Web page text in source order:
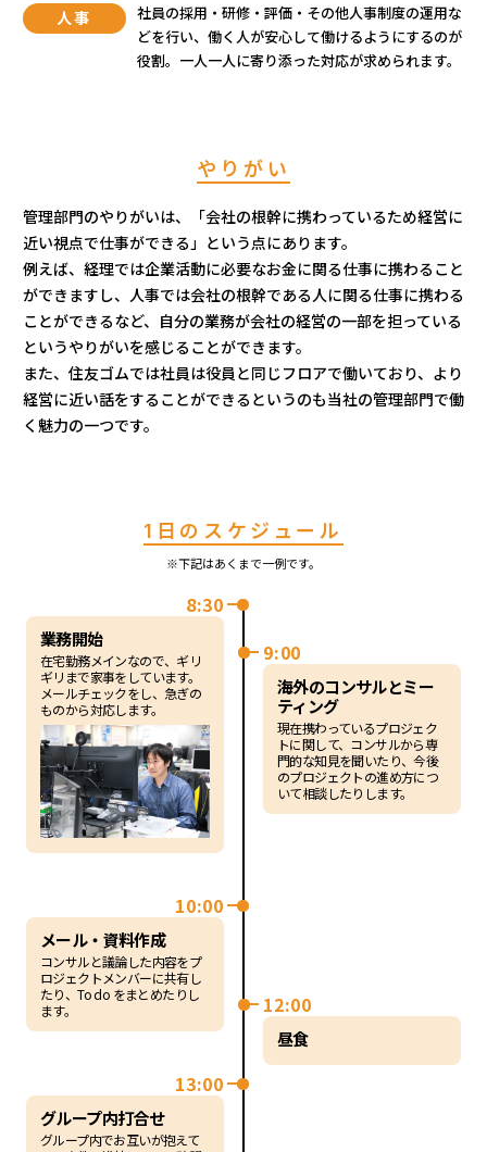
人事
社員の採用・研修・評価・その他人事制度の運用な
どを行い、働く人が安心して働けるようにするのが
役割。一人一人に寄り添った対応が求められます。
やりがい
管理部門のやりがいは、「会社の根幹に携わっているため経営に
近い視点で仕事ができる」という点にあります。
例えば、経理では企業活動に必要なお金に関る仕事に携わること
ができますし、人事では会社の根幹である人に関る仕事に携わる
ことができるなど、自分の業務が会社の経営の一部を担っている
というやりがいを感じることができます。
また、住友ゴムでは社員は役員と同じフロアで働いており、より
経営に近い話をすることができるというのも当社の管理部門で働
く魅力の一つです。
1日のスケジュール
※下記はあくまで一例です。
8:30
業務開始
在宅勤務メインなので、ギリ
ギリまで家事をしています。
メールチェックをし、急ぎの
ものから対応します。
10:00
メール・資料作成
コンサルと議論した内容をプ
ロジェクトメンバーに共有し
たり、To do をまとめたりし
ます。
13:00
グループ内打合せ
グループ内でお互いが抱えて
9:00
海外のコンサルとミー
ティング
現在携わっているプロジェク
トに関して、コンサルから専
門的な知見を聞いたり、今後
のプロジェクトの進め方につ
いて相談したりします。
12:00
昼食